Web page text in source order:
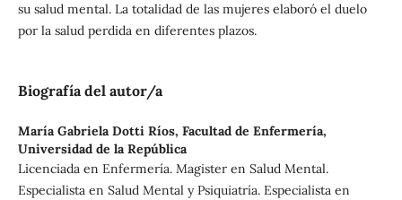
su salud mental. La totalidad de las mujeres elaboró el duelo
por la salud perdida en diferentes plazos.
Biografía del autor/a
María Gabriela Dotti Ríos, Facultad de Enfermería,
Universidad de la República
Licenciada en Enfermería. Magister en Salud Mental.
Especialista en Salud Mental y Psiquiatría. Especialista en